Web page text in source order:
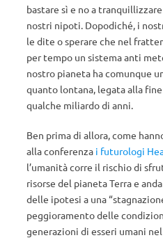
bastare sì e no a
nostri nipoti. Dopodiché, i
le dite o sperare che nel
per tempo un sistema anti
nostro pianeta ha comunque
quanto lontana, legata alla
qualche miliardo di anni.
Ben prima di allora, come
alla conferenza i futurologi
l’umanità corre il rischio di
risorse del pianeta Terra e
delle ipotesi a una
peggioramento delle
generazioni di esseri umani